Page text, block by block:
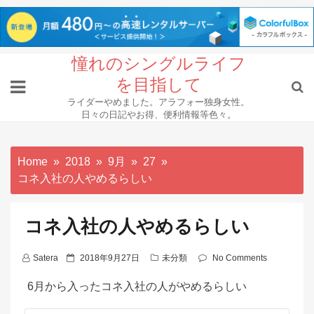
content
憧れのシングルライフ
を目指して
ライダーやめました。アラフォー独身女性。
日々の日記やお得、便利情報等色々。
Home 2018 9月
27
コネ入社の人やめるらしい
コネ入社の人やめるらしい
Satera
P
s
t
2018年9月27日 未分類 No Comments
6月から入ったコネ入社の人がやめるらしい